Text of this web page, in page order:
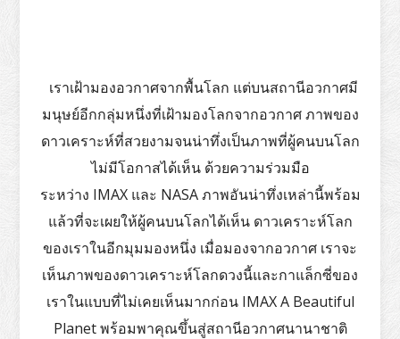
เราเฝ้ามองอวกาศจากพื้นโลก แต่บนสถานีอวกาศมี
มนุษย์อีกกลุ่มหนึ่งที่เฝ้ามองโลกจากอวกาศ ภาพของ
ดาวเคราะห์ที่สวยงามจนน่าทึ่งเป็นภาพที่ผู้คนบนโลก
ไม่มีโอกาสได้เห็น ด้วยความร่วมมือ
ระหว่าง IMAX และ NASA ภาพอันน่าทึ่งเหล่านี้พร้อม
แล้วที่จะเผยให้ผู้คนบนโลกได้เห็น ดาวเคราะห์โลก
ของเราในอีกมุมมองหนึ่ง เมื่อมองจากอวกาศ เราจะ
เห็นภาพของดาวเคราะห์โลกดวงนี้และกาแล็กซี่ของ
เราในแบบที่ไม่เคยเห็นมากก่อน IMAX A Beautiful
Planet พร้อมพาคุณขึ้นสู่สถานีอวกาศนานาชาติ